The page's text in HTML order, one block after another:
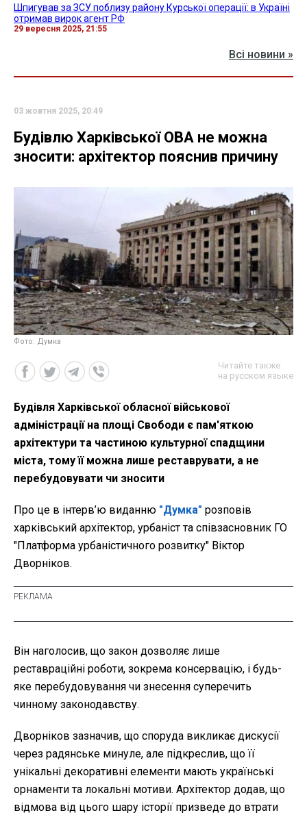
Шпигував за ЗСУ поблизу району Курської операції: в Україні
отримав вирок агент РФ
29 вересня 2025, 21:55
Всі новини »
03 жовтня 2025, 20:49
Будівлю Харківської ОВА не можна
зносити: архітектор пояснив причину
Фото: Думка
Читайте также
на русском языке
Будівля Харківської обласної військової
адміністрації на площі Свободи є пам'яткою
архітектури та частиною культурної спадщини
міста, тому її можна лише реставрувати, а не
перебудовувати чи зносити
Про це в інтерв’ю виданню "Думка" розповів
харківський архітектор, урбаніст та співзасновник ГО
"Платформа урбаністичного розвитку" Віктор
Дворніков.
Він наголосив, що закон дозволяє лише
реставраційні роботи, зокрема консервацію, і будь-
яке перебудовування чи знесення суперечить
чинному законодавству.
Дворніков зазначив, що споруда викликає дискусії
через радянське минуле, але підкреслив, що її
унікальні декоративні елементи мають українські
орнаменти та локальні мотиви. Архітектор додав, що
відмова від цього шару історії призведе до втрати